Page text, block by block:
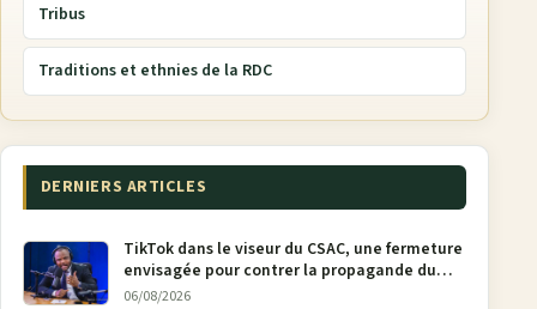
Tribus
Traditions et ethnies de la RDC
DERNIERS ARTICLES
TikTok dans le viseur du CSAC, une fermeture
envisagée pour contrer la propagande du
M23
06/08/2026